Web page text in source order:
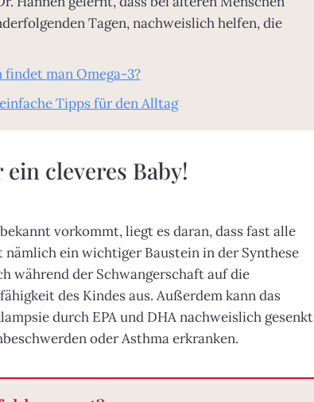
Tagen, nachweislich helfen, die
man Omega-3?
Tipps für den Alltag
cleveres Baby!
vorkommt, liegt es daran, dass fast alle
ein wichtiger Baustein in der Synthese
während der Schwangerschaft auf die
des Kindes aus. Außerdem kann das
durch EPA und DHA nachweislich gesenkt
oder Asthma erkranken.